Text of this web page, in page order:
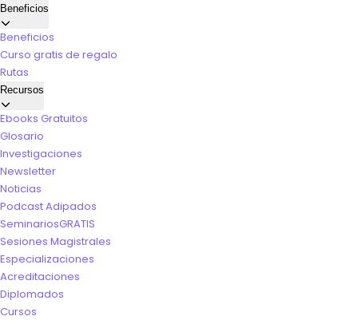
Beneficios
Beneficios
Curso gratis de regalo
Rutas
Recursos
Ebooks Gratuitos
Glosario
Investigaciones
Newsletter
Noticias
Podcast Adipados
SeminariosGRATIS
Sesiones Magistrales
Especializaciones
Acreditaciones
Diplomados
Cursos